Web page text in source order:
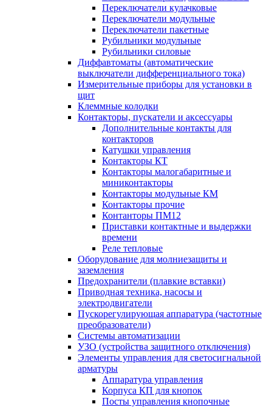
Переключатели кулачковые
Переключатели модульные
Переключатели пакетные
Рубильники модульные
Рубильники силовые
Диффавтоматы (автоматические
выключатели дифференциального тока)
Измерительные приборы для установки в
щит
Клеммные колодки
Контакторы, пускатели и аксессуары
Дополнительные контакты для
контакторов
Катушки управления
Контакторы КТ
Контакторы малогабаритные и
миниконтакторы
Контакторы модульные КМ
Контакторы прочие
Контанторы ПМ12
Приставки контактные и выдержки
времени
Реле тепловые
Оборудование для молниезащиты и
заземления
Предохранители (плавкие вставки)
Приводная техника, насосы и
электродвигатели
Пускорегулирующая аппаратура (частотные
преобразователи)
Системы автоматизации
УЗО (устройства защитного отключения)
Элементы управления для светосигнальной
арматуры
Аппаратура управления
Корпуса КП для кнопок
Посты управления кнопочные